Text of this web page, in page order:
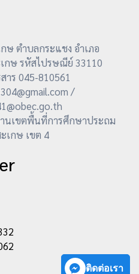
ตำบลกระแชง อำเภอ
กษ รหัสไปรษณีย์ 33110
ร 045-810561
/
นเขตพื้นที่การศึกษาประถม
เกษ เขต 4
ติดต่อเรา